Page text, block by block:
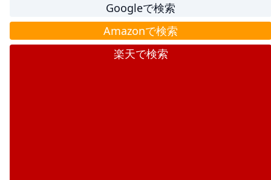
Googleで検索
Amazonで検索
楽天で検索